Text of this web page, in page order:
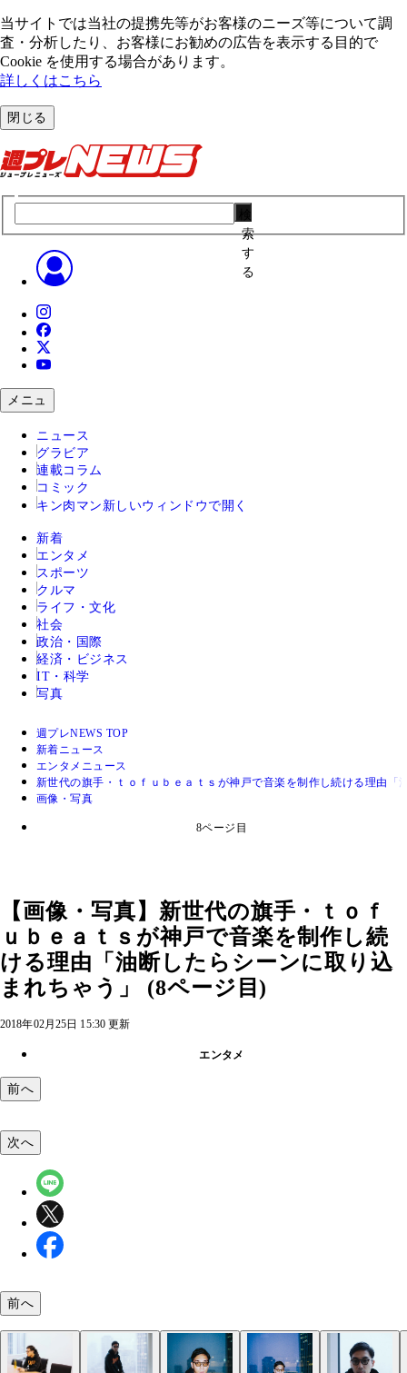
当サイトでは当社の提携先等がお客様のニーズ等について調
査・分析したり、お客様にお勧めの広告を表⽰する⽬的で
Cookie を使⽤する場合があります。
詳しくはこちら
閉じる
索
す
る
メニュ
ニュース
グラビア
連載コラム
コミック
キン肉マン 新しいウィンドウで開く
新着
エンタメ
スポーツ
クルマ
ライフ・文化
社会
政治・国際
経済・ビジネス
IT・科学
写真
週プレNEWS TOP
新着ニュース
エンタメニュース
新世代の旗手・ｔｏｆｕｂｅａｔｓが神戸で音楽を制作し続ける理由「
画像・写真
8ページ目
【画像・写真】新世代の旗手・ｔｏｆ
ｕｂｅａｔｓが神戸で音楽を制作し続
ける理由「油断したらシーンに取り込
まれちゃう」 (8ページ目)
2018年02月25日 15:30 更新
エンタメ
前へ
次へ
前へ